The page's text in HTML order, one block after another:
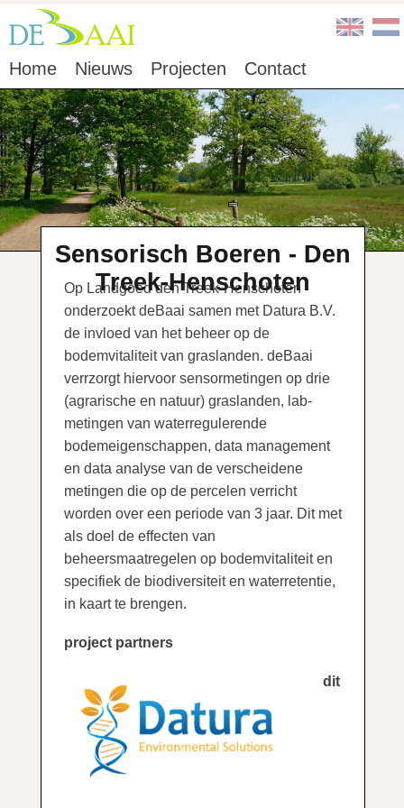
Home Nieuws Projecten Contact
Sensorisch Boeren - Den
Treek-Henschoten
Op Landgoed den Treek-Henschoten
onderzoekt deBaai samen met Datura B.V.
de invloed van het beheer op de
bodemvitaliteit van graslanden. deBaai
verrzorgt hiervoor sensormetingen op drie
(agrarische en natuur) graslanden, lab-
metingen van waterregulerende
bodemeigenschappen, data management
en data analyse van de verscheidene
metingen die op de percelen verricht
worden over een periode van 3 jaar. Dit met
als doel de effecten van
beheersmaatregelen op bodemvitaliteit en
specifiek de biodiversiteit en waterretentie,
in kaart te brengen.
project partners
dit